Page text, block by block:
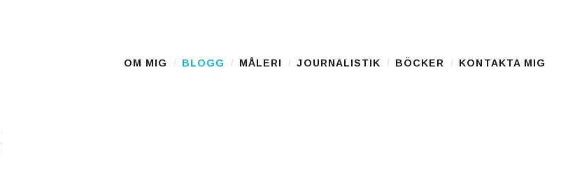
Main Menu
OM MIG BLOGG MÅLERI JOURNALISTIK BÖCKER KONTAKTA MIG